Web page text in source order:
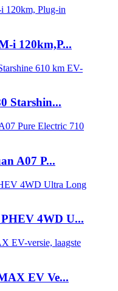
i 120km,P...
Starshin...
A07 P...
4WD U...
EV Ve...